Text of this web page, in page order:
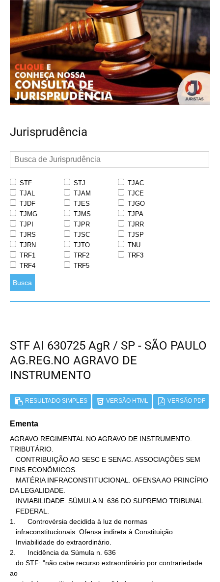
Jurisprudência
STF STJ
TJAC
TJAL
TJAM
TJCE
TJDF
TJES
TJGO
TJMG
TJMS
TJPA
TJPI
TJPR
TJRR
TJRS
TJSC
TJSP
TJRN
TJTO
TNU
TRF1
TRF2
TRF3
TRF4
TRF5
Busca
STF AI 630725 AgR / SP - SÃO PAULO
AG.REG.NO AGRAVO DE
INSTRUMENTO
RESULTADO SIMPLES VERSÃO HTML VERSÃO PDF
Ementa
AGRAVO REGIMENTAL NO AGRAVO DE INSTRUMENTO.
TRIBUTÁRIO.
FINS ECONÔMICOS.
DA LEGALIDADE.
1.      Controvérsia decidida à luz de normas
2.      Incidência da Súmula n. 636
ao